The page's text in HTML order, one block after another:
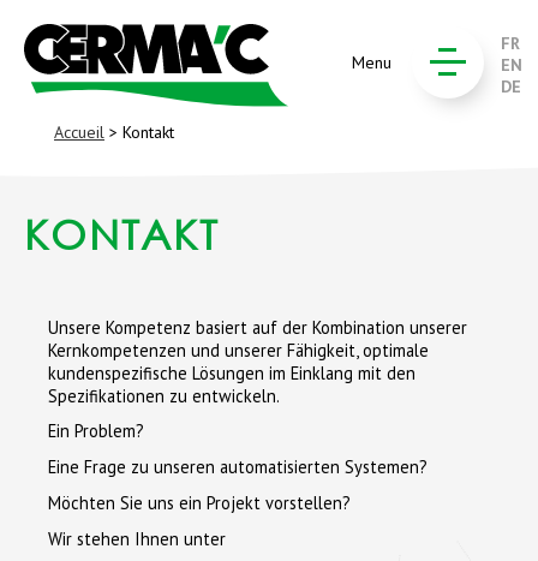
Menu
FR
EN
DE
Accueil > Kontakt
KONTAKT
Unsere Kompetenz basiert auf der Kombination unserer
Kernkompetenzen und unserer Fähigkeit, optimale
kundenspezifische Lösungen im Einklang mit den
Spezifikationen zu entwickeln.
Ein Problem?
Eine Frage zu unseren automatisierten Systemen?
Möchten Sie uns ein Projekt vorstellen?
Wir stehen Ihnen unter